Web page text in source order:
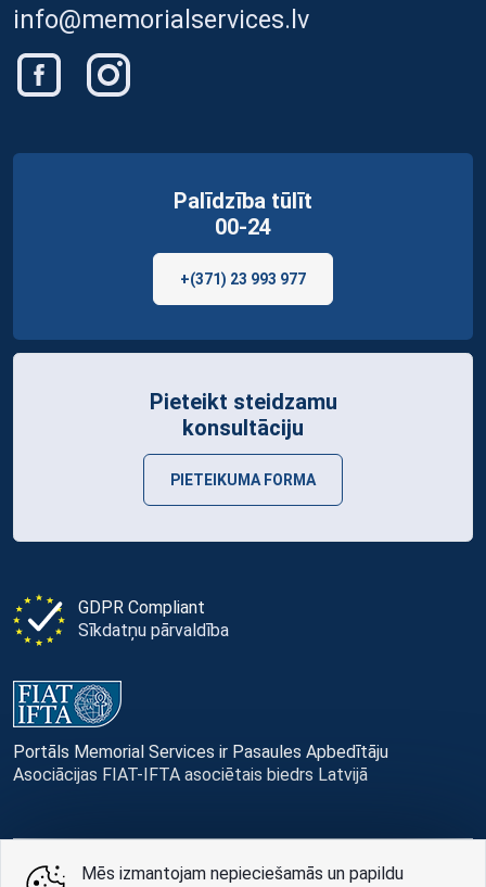
info@memorialservices.lv
GDPR Compliant
Sīkdatņu pārvaldība
Portāls Memorial Services ir Pasaules Apbedītāju
Asociācijas FIAT-IFTA asociētais biedrs Latvijā
Palīdzība tūlīt
00-24
+(371) 23 993 977
Pieteikt steidzamu
konsultāciju
PIETEIKUMA FORMA
Mēs izmantojam nepieciešamās un papildu